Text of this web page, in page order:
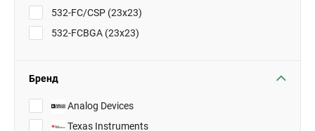
532-FC/CSP (23x23)
532-FCBGA (23x23)
Бренд
Analog Devices
Texas Instruments